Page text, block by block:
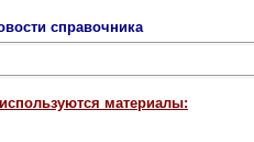
справочника
материалы: